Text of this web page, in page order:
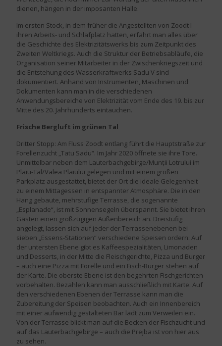
dienen, hängen in der imposanten Halle.
Im ersten Stock, in dem früher die Angestellten von Zoodt I
ihren Arbeits- und Schlafplatz hatten, erfährt man alles über
die Geschichte des Elektrizitätswerks bis zum Zeitpunkt des
Zweiten Weltkriegs. Auch die Struktur der Betriebsabläufe, die
Organisation seiner Mitarbeiter in der Zwischenkriegszeit und
die Entstehung des Wasserkraftwerks Sadu V sind
dokumentiert. Anhand von Instrumenten, Maschinen und
Dokumenten kann man in die verschiedenen
Anwendungsbereiche von Elektrizität vom Ende des 19. bis zur
Mitte des 20. Jahrhunderts eintauchen.
Frische Bergluft im grünen Tal
Dritter Stopp: Am Fluss Zoodt entlang führt die Hauptstraße zur
Forellenzucht „Tatu Sadu“. Im Jahr 2020 öffnete sie ihre Tore.
Unmittelbar neben dem Lauterbachgebirge/Munții Lotrului im
Plaiu-Tal/Valea Plaiului gelegen und mit einem großen
Parkplatz ausgestattet, bietet der Ort die ideale Gelegenheit
zu einem Mittagessen in entspannter Atmosphäre. Die in den
Hang gebaute, mehrstufige Terrasse, die sogenannte
„Esplanade“, ist mit Sonnensegeln überspannt. Sie bietet ihren
Gästen einen großzügigen Außenbereich an. Dreistufig
angelegt, lassen sich auf jeder der Terrassenebenen bei
sieben „Essens-Stationen“ verschiedene Speisen ordern: Auf
der untersten Ebene gibt es Kaffeespezialitäten, Limonaden
und Desserts, in der Mitte die Fleischgerichte, Pizza und Burger
– auch eine Pizza mit Forelle und ein Fisch-Burger stehen auf
der Karte. Die oberste Ebene ist den begehrten Fischgerichten
vorbehalten. Bezahlen kann man ausschließlich mit Karte. Auf
den verschiedenen Ebenen der Terrasse kann man die
Zubereitung der Speisen beobachten. Auch ein Innenbereich
mit einer aufwendig gestalteten Bar lädt zum Verweilen ein.
Von der Terrasse blickt man auf die Becken der Fischzucht und
auf das Lauterbachgebirge – auch die Prejba ist von hier aus
zu sehen.